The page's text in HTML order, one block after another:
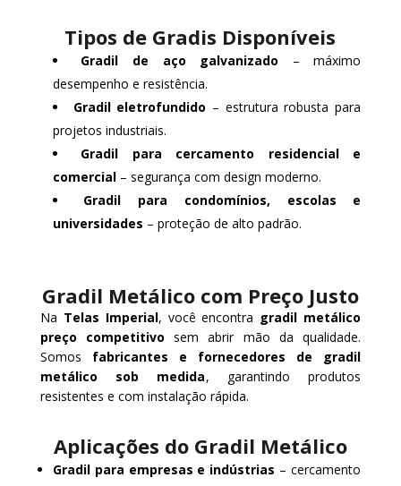
Tipos de Gradis Disponíveis
Gradil de aço galvanizado – máximo
desempenho e resistência.
Gradil eletrofundido – estrutura robusta para
projetos industriais.
Gradil para cercamento residencial e
comercial– segurança com design moderno.
Gradil para condomínios, escolas e
universidades – proteção de alto padrão.
Gradil Metálico com Preço Justo
Na Telas Imperial, você encontra gradil metálico
preço competitivo sem abrir mão da qualidade.
Somos fabricantes e fornecedores de gradil
metálico sob medida, garantindo produtos
resistentes e com instalação rápida.
Aplicações do Gradil Metálico
Gradil para empresas e indústrias – cercamento